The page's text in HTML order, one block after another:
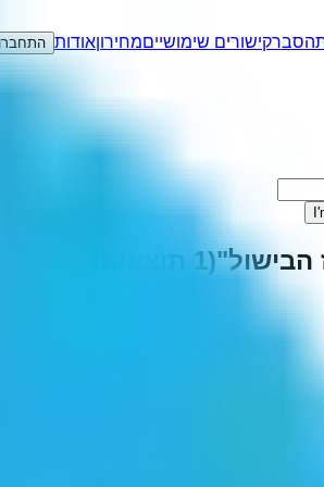
הסברקישורים שימושייםמחירוןאודות
הבישול"
(
1